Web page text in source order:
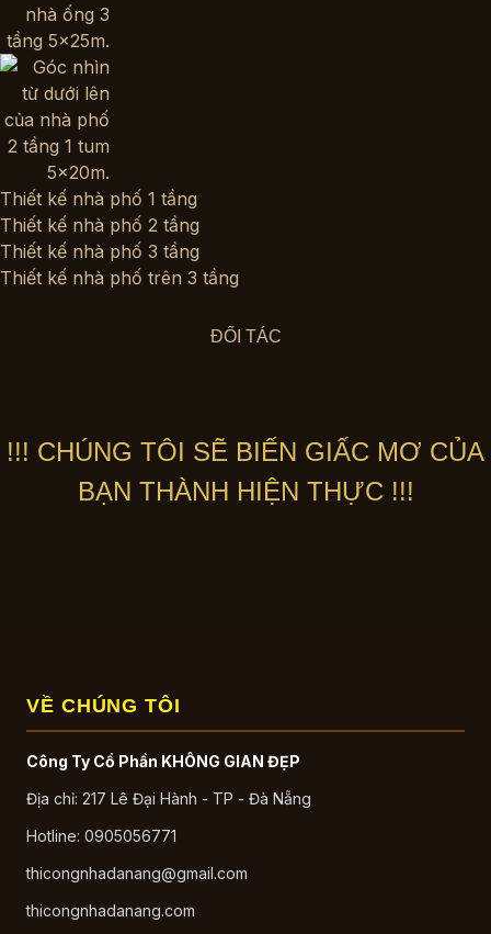
Thiết kế nhà phố 1 tầng
Thiết kế nhà phố 2 tầng
Thiết kế nhà phố 3 tầng
Thiết kế nhà phố trên 3 tầng
ĐỐI TÁC
!!! CHÚNG TÔI SẼ BIẾN GIẤC MƠ CỦA
BẠN THÀNH HIỆN THỰC !!!
VỀ CHÚNG TÔI
Công Ty Cổ Phần KHÔNG GIAN ĐẸP
Địa chỉ: 217 Lê Đại Hành - TP - Đà Nẵng
Hotline: 0905056771
thicongnhadanang@gmail.com
thicongnhadanang.com